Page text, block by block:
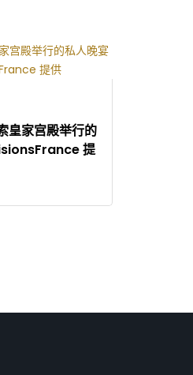
皇家宫殿举行的
提